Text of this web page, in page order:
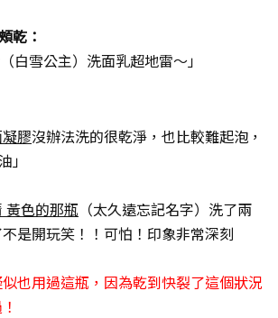
乾：
白雪公主）洗面乳超地雷～」
膠沒辦法洗的很乾淨，也比較難起泡，
」
黃色的那瓶 （太久遠忘記名字）洗了兩
是開玩笑！！可怕！印象非常深刻
也用過這瓶，因為乾到快裂了這個狀況